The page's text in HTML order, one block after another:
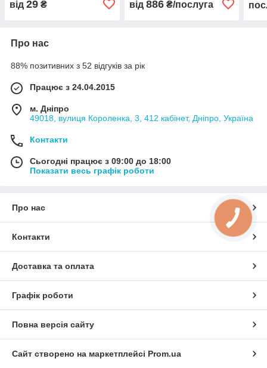
від 29 ₴ від 886₴/послуга
Про нас
88% позитивних з 52 відгуків за рік
Працює з 24.04.2015
м. Дніпро
49018, вулиця Короленка, 3, 412 кабінет, Дніпро, Україна
Контакти
Сьогодні працює з 09:00 до 18:00
Показати весь графік роботи
Про нас
Контакти
Доставка та оплата
Графік роботи
Повна версія сайту
Сайт створено на маркетплейсі Prom.ua